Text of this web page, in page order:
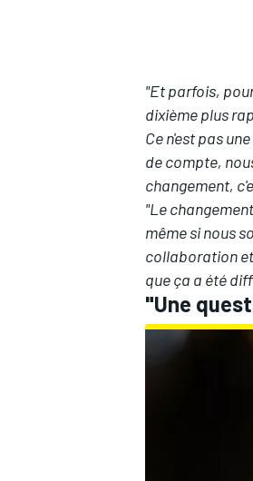
"Et parfois,
dixième plus
Ce n'est pas
de compte,
changement,
"Le
même si nous
collaboration
que ça a été
"Une